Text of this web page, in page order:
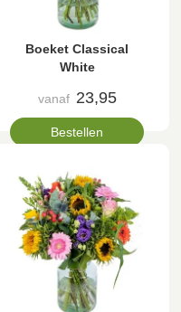
Boeket Classical
White
vanaf 23,95
Bestellen